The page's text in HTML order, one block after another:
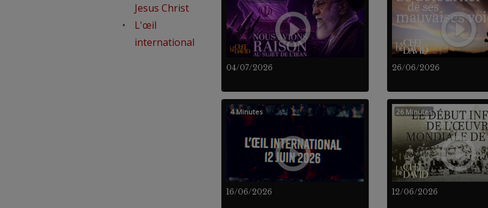
Jesus Christ
L'œil
international
04/07/2026 26/06/2026
16/06/2026
4 Minutes
12/06/2026
26 Minutes